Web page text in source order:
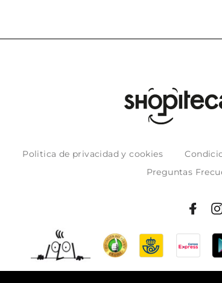
Politica de privacidad y cookies
Preguntas